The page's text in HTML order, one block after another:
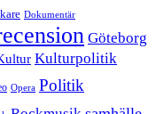
Dokumentär
Göteborg
Kulturpolitik
Opera Politik